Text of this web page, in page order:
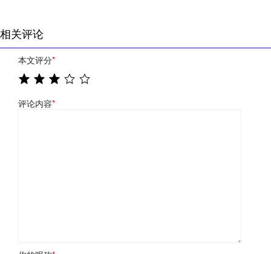
相关评论
本文评分*
评论内容*